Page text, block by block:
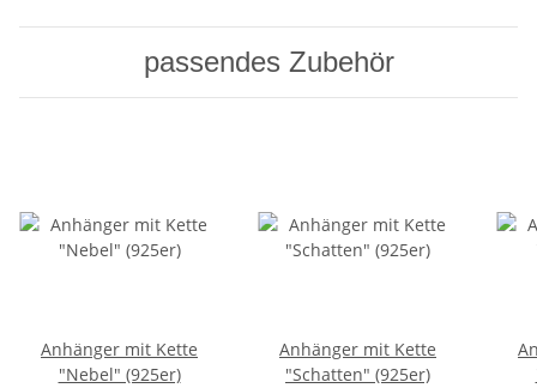
passendes Zubehör
Anhänger mit Kette
"Nebel" (925er)
Anhänger mit Kette
"Schatten" (925er)